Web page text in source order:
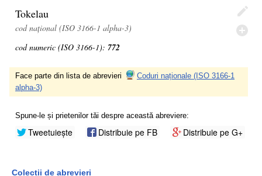
Tokelau
cod național (ISO 3166-1 alpha-3)
cod numeric (ISO 3166-1): 772
Face parte din lista de abrevieri
Coduri naționale (ISO 3166-1
alpha-3)
Spune-le și prietenilor tăi despre această abreviere:
Tweetuiește Distribuie pe FB Distribuie pe G+
Colecții de abrevieri